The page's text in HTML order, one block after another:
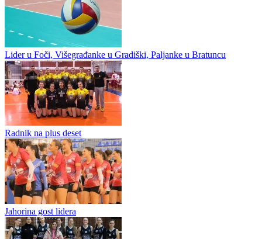
Palajnke bolje od Nevesinjki
U poslednjem 22. kolu ligaškog dijela prvenstva Republike Srpske u
sezoni 2024/25 odbojkašice Jahorine sinoć u Palama lakše nego što
se očekivalo u derbiju savladale su sastav Veleža maksimalnim...
Gosti neumoljivi, Velež spasio čast domaćina
Lider u Foči, Višegrađanke u Gradiški, Paljanke u Bratuncu